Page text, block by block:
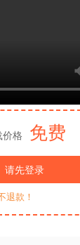
价格 免费
请先登录
退款！